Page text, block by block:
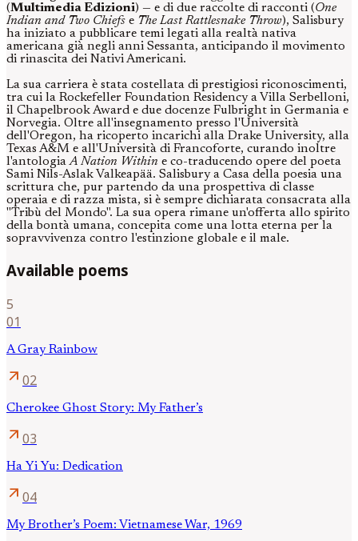
(Multimedia Edizioni) — e di due raccolte di racconti (One
Indian and Two Chiefs e The Last Rattlesnake Throw), Salisbury
ha iniziato a pubblicare temi legati alla realtà nativa
americana già negli anni Sessanta, anticipando il movimento
di rinascita dei Nativi Americani.
La sua carriera è stata costellata di prestigiosi riconoscimenti,
tra cui la Rockefeller Foundation Residency a Villa Serbelloni,
il Chapelbrook Award e due docenze Fulbright in Germania e
Norvegia. Oltre all'insegnamento presso l'Università
dell'Oregon, ha ricoperto incarichi alla Drake University, alla
Texas A&M e all'Università di Francoforte, curando inoltre
l'antologiaA Nation Within e co-traducendo opere del poeta
Sami Nils-Aslak Valkeapää. Salisbury a Casa della poesia una
scrittura che, pur partendo da una prospettiva di classe
operaia e di razza mista, si è sempre dichiarata consacrata alla
"Tribù del Mondo". La sua opera rimane un'offerta allo spirito
della bontà umana, concepita come una lotta eterna per la
sopravvivenza contro l'estinzione globale e il male.
Available poems
5
01
A Gray Rainbow
arrow_outward 02
Cherokee Ghost Story: My Father’s
arrow_outward 03
Ha Yi Yu: Dedication
arrow_outward 04
My Brother’s Poem: Vietnamese War, 1969